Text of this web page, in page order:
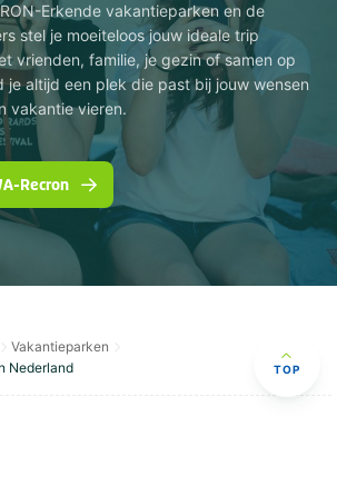
Erkende vakantieparken en de
stel je moeiteloos jouw ideale trip
vrienden, familie, je gezin of samen op
je altijd een plek die past bij jouw wensen
vakantie vieren.
Recron
Vakantieparken
Nederland
TOP